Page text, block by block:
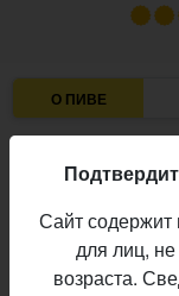
О ПИВЕ
Пивоварня:
Алкоголь:
Горечь:
Начало
Сайт
для лиц,
возраста.